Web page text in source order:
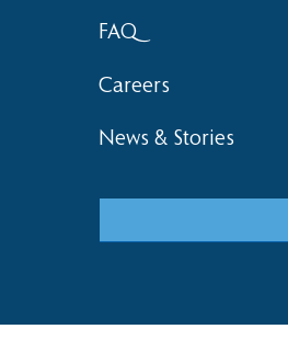
FAQ
Careers
News & Stories